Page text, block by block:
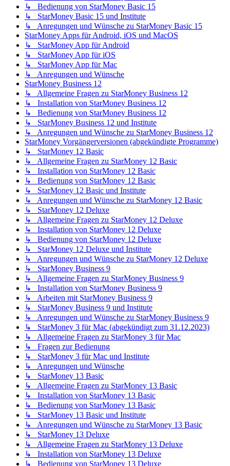
↳ Bedienung von StarMoney Basic 15
↳ StarMoney Basic 15 und Institute
↳ Anregungen und Wünsche zu StarMoney Basic 15
StarMoney Apps für Android, iOS und MacOS
↳ StarMoney App für Android
↳ StarMoney App für iOS
↳ StarMoney App für Mac
↳ Anregungen und Wünsche
StarMoney Business 12
↳ Allgemeine Fragen zu StarMoney Business 12
↳ Installation von StarMoney Business 12
↳ Bedienung von StarMoney Business 12
↳ StarMoney Business 12 und Institute
↳ Anregungen und Wünsche zu StarMoney Business 12
StarMoney Vorgängerversionen (abgekündigte Programme)
↳ StarMoney 12 Basic
↳ Allgemeine Fragen zu StarMoney 12 Basic
↳ Installation von StarMoney 12 Basic
↳ Bedienung von StarMoney 12 Basic
↳ StarMoney 12 Basic und Institute
↳ Anregungen und Wünsche zu StarMoney 12 Basic
↳ StarMoney 12 Deluxe
↳ Allgemeine Fragen zu StarMoney 12 Deluxe
↳ Installation von StarMoney 12 Deluxe
↳ Bedienung von StarMoney 12 Deluxe
↳ StarMoney 12 Deluxe und Institute
↳ Anregungen und Wünsche zu StarMoney 12 Deluxe
↳ StarMoney Business 9
↳ Allgemeine Fragen zu StarMoney Business 9
↳ Installation von StarMoney Business 9
↳ Arbeiten mit StarMoney Business 9
↳ StarMoney Business 9 und Institute
↳ Anregungen und Wünsche zu StarMoney Business 9
↳ StarMoney 3 für Mac (abgekündigt zum 31.12.2023)
↳ Allgemeine Fragen zu StarMoney 3 für Mac
↳ Fragen zur Bedienung
↳ StarMoney 3 für Mac und Institute
↳ Anregungen und Wünsche
↳ StarMoney 13 Basic
↳ Allgemeine Fragen zu StarMoney 13 Basic
↳ Installation von StarMoney 13 Basic
↳ Bedienung von StarMoney 13 Basic
↳ StarMoney 13 Basic und Institute
↳ Anregungen und Wünsche zu StarMoney 13 Basic
↳ StarMoney 13 Deluxe
↳ Allgemeine Fragen zu StarMoney 13 Deluxe
↳ Installation von StarMoney 13 Deluxe
↳ Bedienung von StarMoney 13 Deluxe